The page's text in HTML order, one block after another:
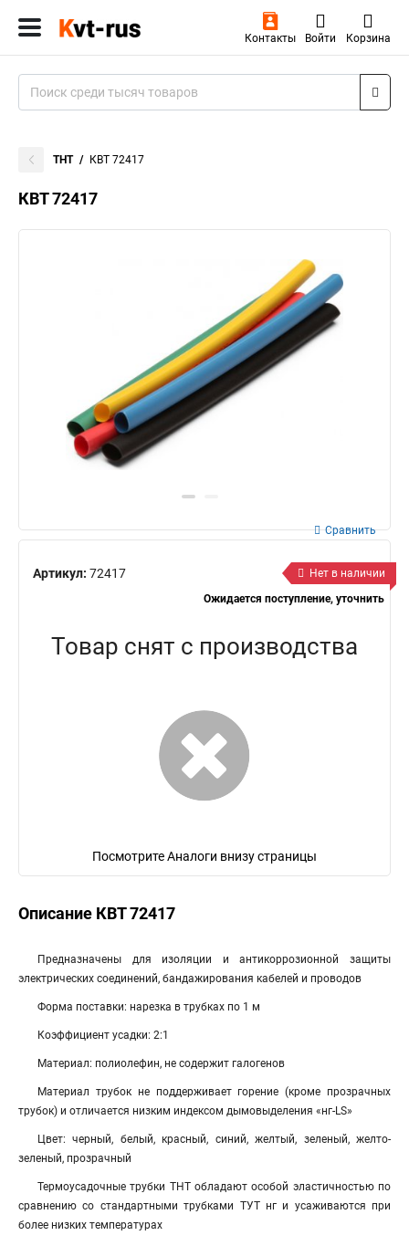
Контакты Войти Корзина
ТНТ КВТ 72417
КВТ 72417
Артикул: 72417
Сравнить
Нет в наличии
Ожидается поступление, уточнить
Товар снят с производства
Посмотрите Аналоги внизу страницы
Описание КВТ 72417
Предназначены для изоляции и антикоррозионной защиты
электрических соединений, бандажирования кабелей и проводов
Форма поставки: нарезка в трубках по 1 м
Коэффициент усадки: 2:1
Материал: полиолефин, не содержит галогенов
Материал трубок не поддерживает горение (кроме прозрачных
трубок) и отличается низким индексом дымовыделения «нг-LS»
Цвет: черный, белый, красный, синий, желтый, зеленый, желто-
зеленый, прозрачный
Термоусадочные трубки ТНТ обладают особой эластичностью по
сравнению со стандартными трубками ТУТ нг и усаживаются при
более низких температурах